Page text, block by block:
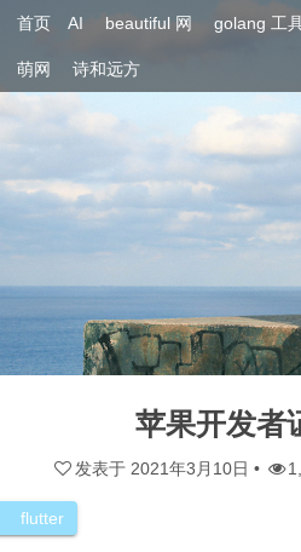
首页 AI beautiful 网 golang 工
萌网 诗和远方
苹果开发者
发表于 2021年3月10日 •
flutter